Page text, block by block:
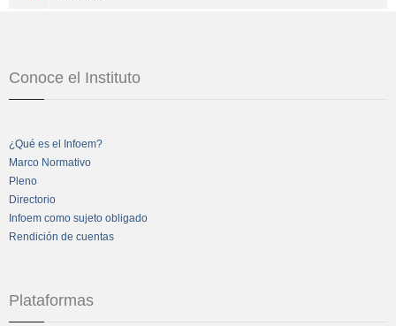
Conoce el Instituto
¿Qué es el Infoem?
Marco Normativo
Pleno
Directorio
Infoem como sujeto obligado
Rendición de cuentas
Plataformas